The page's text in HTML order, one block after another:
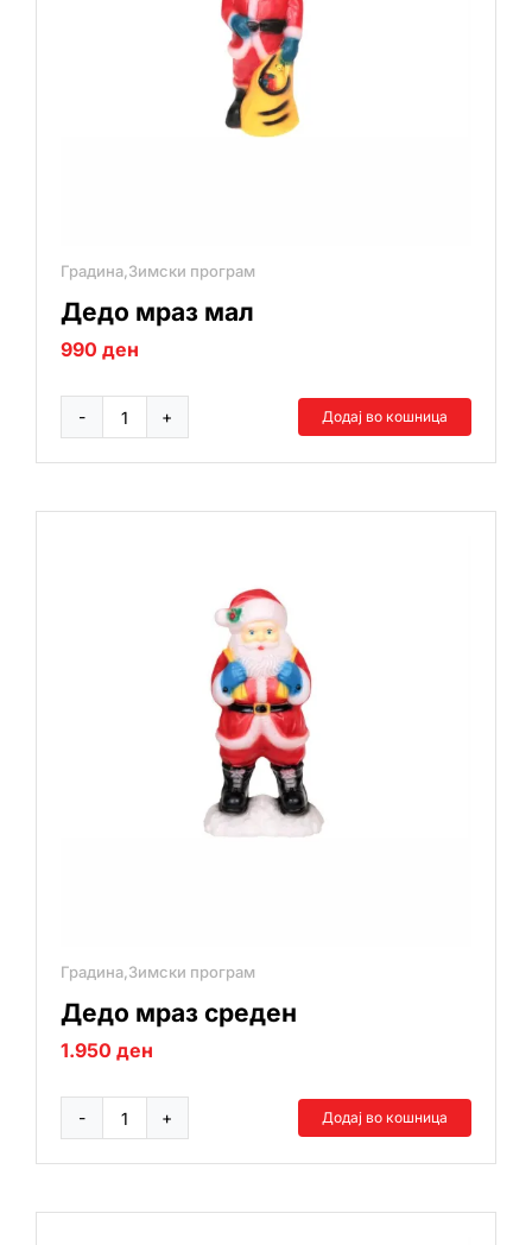
Градина,Зимски програм
Дедо мраз мал
990 ден
Дедо
количина
Додај во кошница
Градина,Зимски програм
Дедо мраз среден
1.950 ден
Дедо
количина
Додај во кошница